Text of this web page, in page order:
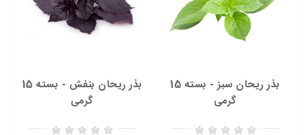
بذر ریحان سبز - بسته 15
گرمی
بذر ریحان بنفش - بسته 15
گرمی